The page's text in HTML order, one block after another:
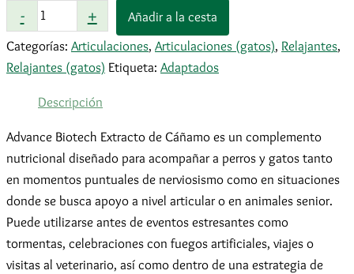
-
Advance
Biotech
Extracto
de
Cáñamo
+
Añadir a la cesta
Categorías: Articulaciones, Articulaciones (gatos), Relajantes,
Relajantes (gatos) Etiqueta: Adaptados
Descripción
Advance Biotech Extracto de Cáñamo es un complemento
nutricional diseñado para acompañar a perros y gatos tanto
en momentos puntuales de nerviosismo como en situaciones
donde se busca apoyo a nivel articular o en animales senior.
Puede utilizarse antes de eventos estresantes como
tormentas, celebraciones con fuegos artificiales, viajes o
visitas al veterinario, así como dentro de una estrategia de